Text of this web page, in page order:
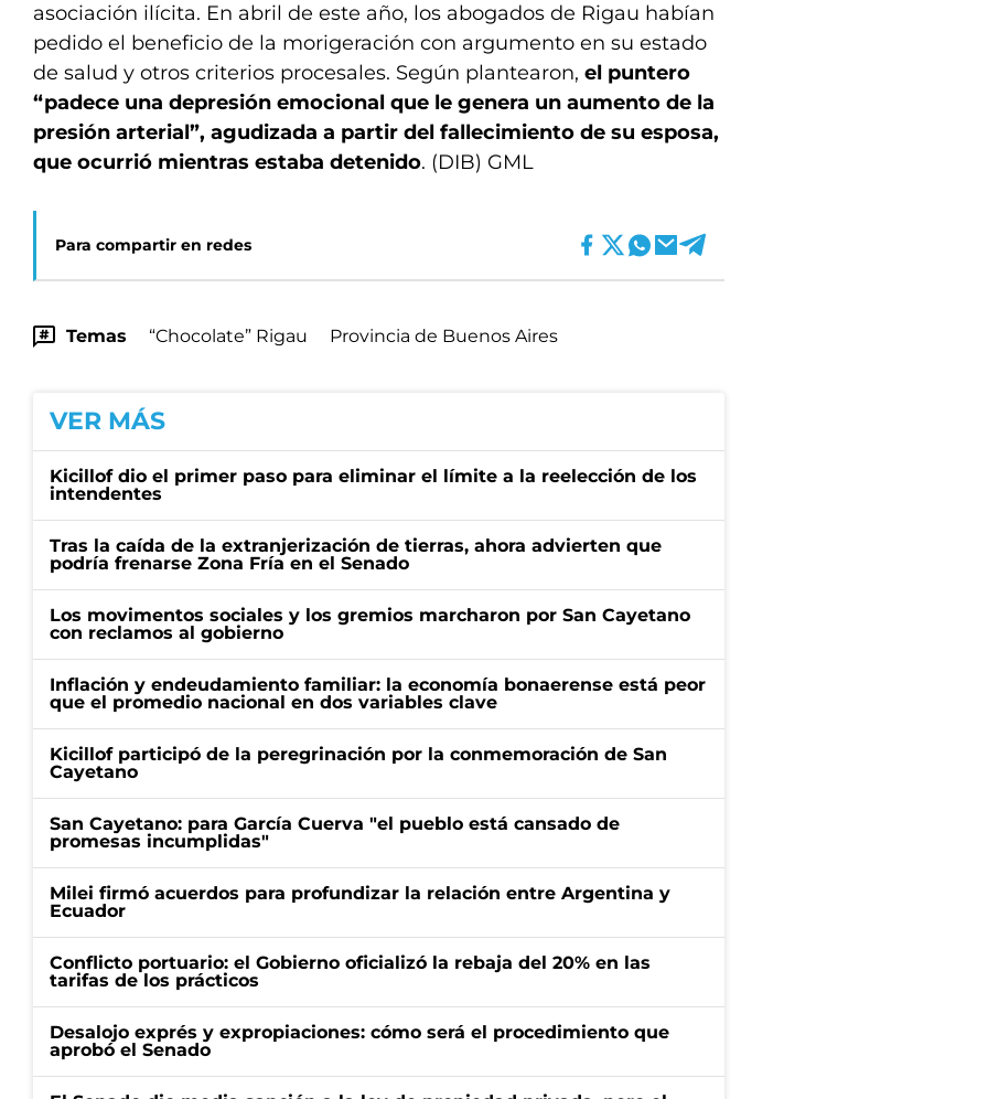
asociación ilícita. En abril de este año, los abogados de Rigau habían
pedido el beneficio de la morigeración con argumento en su estado
de salud y otros criterios procesales. Según plantearon, el puntero
“padece una depresión emocional que le genera un aumento de la
presión arterial”, agudizada a partir del fallecimiento de su esposa,
que ocurrió mientras estaba detenido. (DIB) GML
Para compartir en redes
Temas “Chocolate” Rigau Provincia de Buenos Aires
VER MÁS
Kicillof dio el primer paso para eliminar el límite a la reelección de los
intendentes
Tras la caída de la extranjerización de tierras, ahora advierten que
podría frenarse Zona Fría en el Senado
Los movimentos sociales y los gremios marcharon por San Cayetano
con reclamos al gobierno
Inflación y endeudamiento familiar: la economía bonaerense está peor
que el promedio nacional en dos variables clave
Kicillof participó de la peregrinación por la conmemoración de San
Cayetano
San Cayetano: para García Cuerva "el pueblo está cansado de
promesas incumplidas"
Milei firmó acuerdos para profundizar la relación entre Argentina y
Ecuador
Conflicto portuario: el Gobierno oficializó la rebaja del 20% en las
tarifas de los prácticos
Desalojo exprés y expropiaciones: cómo será el procedimiento que
aprobó el Senado